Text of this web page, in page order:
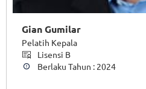
Gian Gumilar
Pelatih Kepala
Lisensi B
Berlaku Tahun : 2024